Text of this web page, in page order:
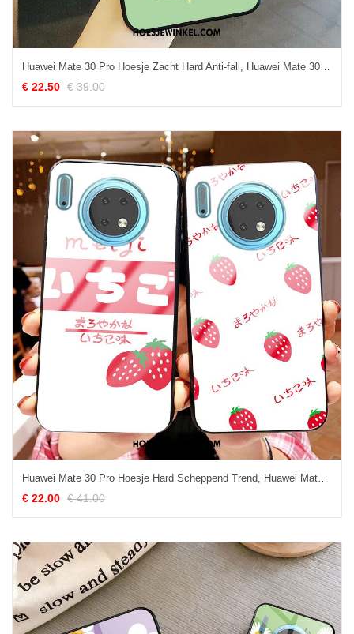
Huawei Mate 30 Pro Hoesje Zacht Hard Anti-fall, Huawei Mate 30 Pro Hoesje Mobiele Telefoon All Inclusive
€ 22.50 € 39.00
Huawei Mate 30 Pro Hoesje Hard Scheppend Trend, Huawei Mate 30 Pro Hoesje Siliconen Hoes
€ 22.00 € 41.00